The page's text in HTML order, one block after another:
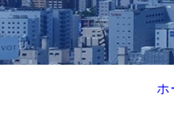
ホ